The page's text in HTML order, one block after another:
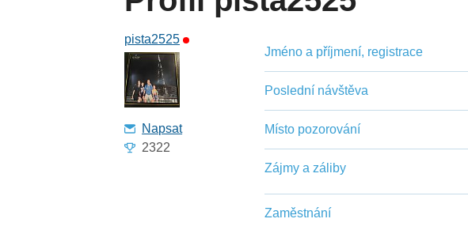
pista2525
Napsat
2322
Jméno a příjmení, registrace
Poslední návštěva
Místo pozorování
Zájmy a záliby
Zaměstnání